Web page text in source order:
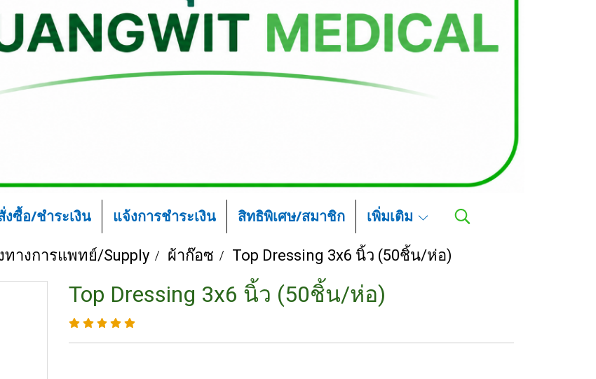
งซื้อ/ชำระเงิน แจ้งการชำระเงิน สิทธิพิเศษ/สมาชิก เพิ่มเติม
ทางการแพทย์/Supply ผ้าก๊อซ Top Dressing 3x6 นิ้ว (50ชิ้น/ห่อ)
Top Dressing 3x6 นิ้ว (50ชิ้น/ห่อ)